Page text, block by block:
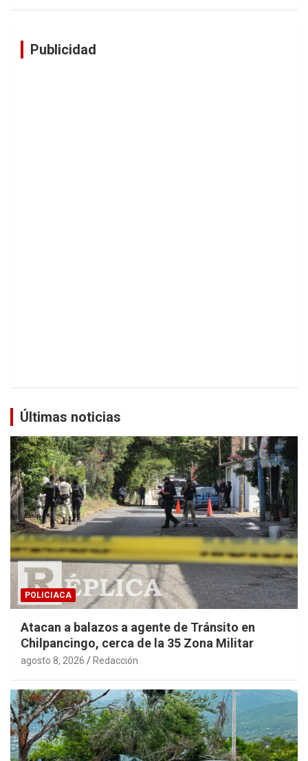
Publicidad
Últimas noticias
POLICIACA
Atacan a balazos a agente de Tránsito en
Chilpancingo, cerca de la 35 Zona Militar
agosto 8, 2026 Redacción